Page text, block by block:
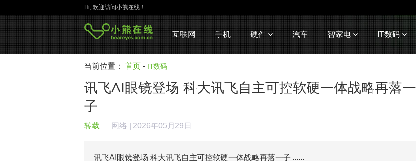
Hi, 欢迎访问小熊在线！
互联网 手机 硬件 汽车 智家电 IT数码
当前位置： 首页 - IT数码
讯飞AI眼镜登场 科大讯飞自主可控软硬一体战略再落一
子
转载 网络 | 2026年05月29日
讯飞AI眼镜登场 科大讯飞自主可控软硬一体战略再落一子 ......